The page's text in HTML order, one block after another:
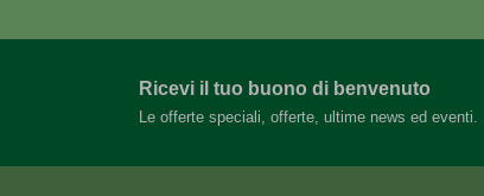
Ricevi il tuo buono di benvenuto
Le offerte speciali, offerte, ultime news ed eventi.